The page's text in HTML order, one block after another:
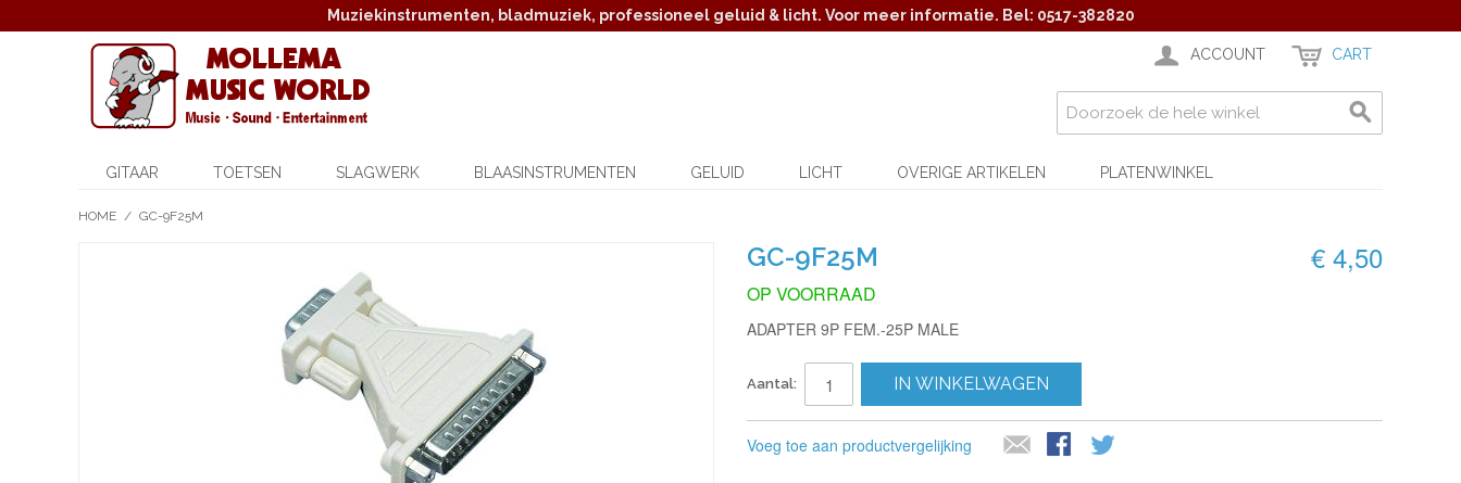
Muziekinstrumenten, bladmuziek, professioneel geluid & licht. Voor meer informatie. Bel: 0517-382820
ACCOUNT CART
GITAAR TOETSEN SLAGWERK BLAASINSTRUMENTEN GELUID LICHT OVERIGE ARTIKELEN PLATENWINKEL
HOME / GC-9F25M
GC-9F25M € 4,50
OP VOORRAAD
ADAPTER 9P FEM.-25P MALE
Aantal: IN WINKELWAGEN
Voeg toe aan productvergelijking